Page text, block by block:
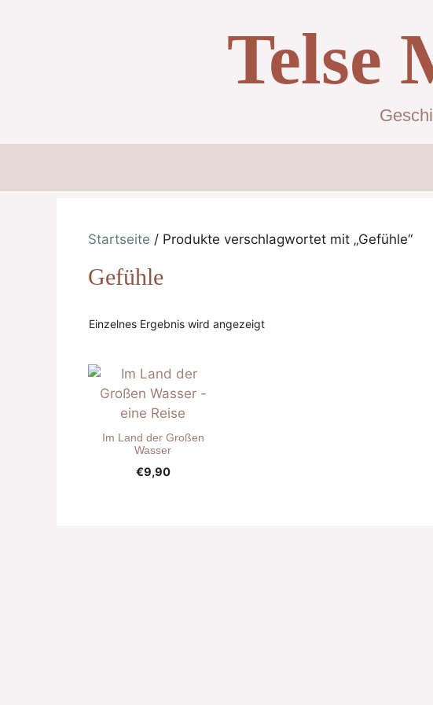
Telse
Startseite / Produkte verschlagwortet mit „Gefühle“
Gefühle
Einzelnes Ergebnis wird angezeigt
Im Land der Großen
Wasser
€9,90